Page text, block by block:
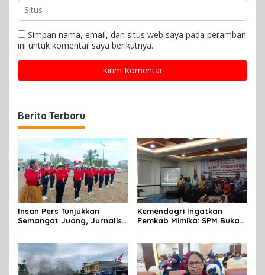
Simpan nama, email, dan situs web saya pada peramban
ini untuk komentar saya berikutnya.
Berita Terbaru
Insan Pers Tunjukkan
Semangat Juang, Jurnalis
Jalan Kreasi HUT ke-81 RI
Kemendagri Ingatkan
Pemkab Mimika: SPM Bukan
Rakyat